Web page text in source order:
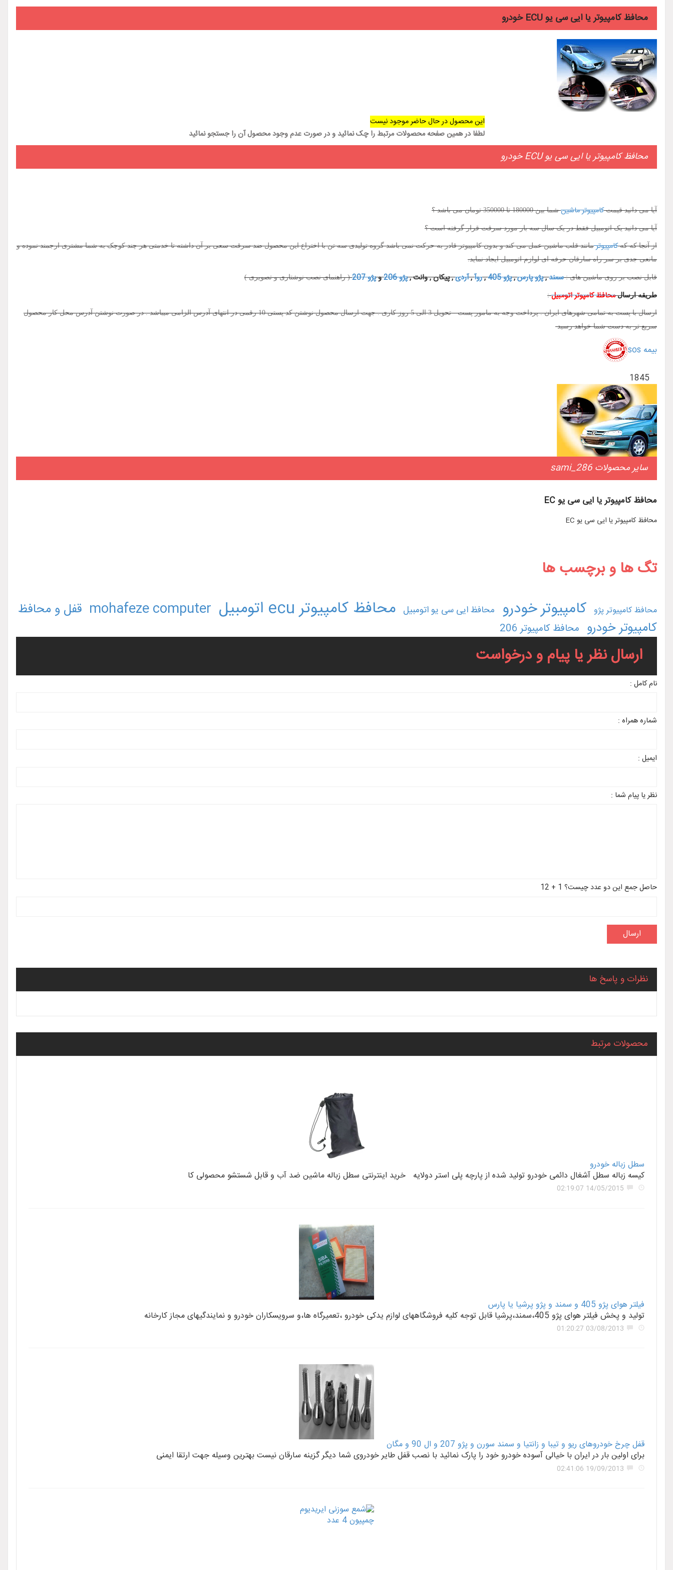
محافظ کامپیوتر یا ایی سی یو ECU خودرو
این محصول در حال حاضر موجود نیست
لطفا در همین صفحه محصولات مرتبط را چک نمائید و در صورت عدم وجود محصول آن را جستجو نمائید
محافظ کامپیوتر یا ایی سی یو ECU خودرو
آیا می دانید قیمتکامپیوتر ماشینشما بین 180000 تا 350000 تومان می باشد ؟
آیا می دانید یک اتومبیل فقط در یک سال سه بار مورد سرقت قرار گرفته است ؟
از آنجا که کهکامپیوترمانند قلب ماشین عمل می کند و بدون کامپیوتر قادر به حرکت نمی باشد گروه تولیدی سه تن با اختراع این محصول ضد سرقت سعی بر آن داشته تا خدمتی هر چند کوچک به شما مشتری ارجمند نموده و
مانعی جدی بر سر راه سارقان حرفه ای لوازم اتومبیل ایجاد نماید.
قابل نصب بر روی ماشین های :سمند,پژو پارس,پژو 405 ,روآ,آردی, پیکان , وانت ,پژو 206 وپژو 207 ( راهنمای نصب نوشتاری و تصویری )
طریقه ارسالمحافظ کامپوتر اتومبیل:
ارسال با پست به تمامی شهرهای ایران . پرداخت وجه به مامور پست - تحویل 3 الی 5 روز کاری . جهت ارسال محصول نوشتن کد پستی 10 رقمی در انتهای آدرس الزامی میباشد . در صورت نوشتن آدرس محل کار محصول
سریع تر به دست شما خواهد رسید
بیمه sos
1845
سایر محصولات sami_286
محافظ کامپیوتر یا ایی سی یو EC
محافظ کامپیوتر یا ایی سی یو EC
تگ ها و برچسب ها
محافظ کامپیوتر پژو کامپیوتر خودرو محافظ ایی سی یو اتومبیل محافظ کامپیوتر ecu اتومبیل mohafeze computer قفل و محافظ
کامپیوتر خودرو محافظ کامپیوتر 206
ارسال نظر یا پیام و درخواست
نام کامل :
شماره همراه :
ایمیل :
نظر یا پیام شما :
حاصل جمع این دو عدد چیست؟ 1 + 12
نظرات و پاسخ ها
محصولات مرتبط
سطل زباله خودرو
کیسه زباله سطل آشغال دائمی خودرو تولید شده از پارچه پلی استر دولایه خرید اینترنتی سطل زباله ماشین ضد آب و قابل شستشو محصولی کا
14/05/2015 02:19:07
فیلتر هوای پژو 405 و سمند و پژو پرشیا یا پارس
تولید و پخش فیلتر هوای پژو 405،سمند،پرشیا قابل توجه کلیه فروشگاههای لوازم یدکی خودرو ،تعمیرگاه ها،و سرویسکاران خودرو و نمایندگیهای مجاز کارخانه
03/08/2013 01:20:27
قفل چرخ خودروهای ریو و تیبا و زانتیا و سمند سورن و پژو 207 و ال 90 و مگان
برای اولین بار در ایران با خیالی آسوده خودرو خود را پارک نمائید با نصب قفل طایر خودروی شما دیگر گزینه سارقان نیست بهترین وسیله جهت ارتقا ایمنی
19/09/2013 02:41:06